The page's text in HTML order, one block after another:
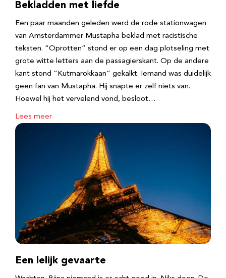
Bekladden met liefde
Een paar maanden geleden werd de rode stationwagen
van Amsterdammer Mustapha beklad met racistische
teksten. “Oprotten” stond er op een dag plotseling met
grote witte letters aan de passagierskant. Op de andere
kant stond “Kutmarokkaan” gekalkt. Iemand was duidelijk
geen fan van Mustapha. Hij snapte er zelf niets van.
Hoewel hij het vervelend vond, besloot…
Lees meer
Een lelijk gevaarte